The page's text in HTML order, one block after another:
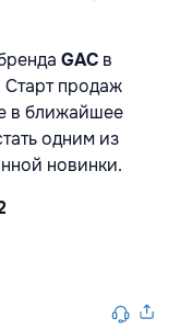
GAC в
Старт продаж
в ближайшее
одним из
новинки.